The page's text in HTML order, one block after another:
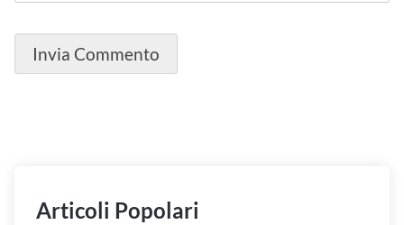
Articoli Popolari